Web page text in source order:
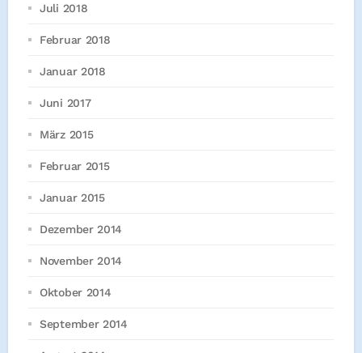
Juli 2018
Februar 2018
Januar 2018
Juni 2017
März 2015
Februar 2015
Januar 2015
Dezember 2014
November 2014
Oktober 2014
September 2014